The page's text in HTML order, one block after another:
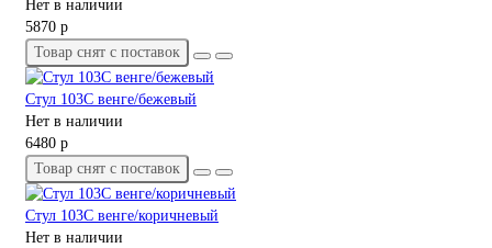
Нет в наличии
5870 р
Товар снят с поставок
Стул 103С венге/бежевый
Нет в наличии
6480 р
Товар снят с поставок
Стул 103С венге/коричневый
Нет в наличии